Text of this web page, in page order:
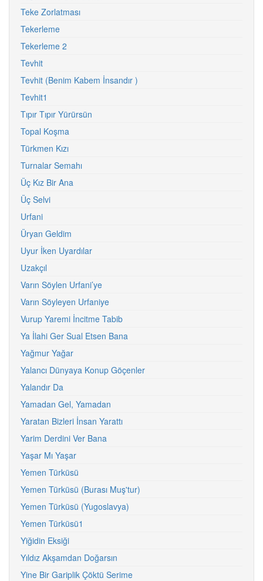
Teke Zorlatması
Tekerleme
Tekerleme 2
Tevhit
Tevhit (Benim Kabem İnsandır )
Tevhit1
Tıpır Tıpır Yürürsün
Topal Koşma
Türkmen Kızı
Turnalar Semahı
Üç Kız Bir Ana
Üç Selvi
Urfani
Üryan Geldim
Uyur İken Uyardılar
Uzakçıl
Varın Söylen Urfani’ye
Varın Söyleyen Urfaniye
Vurup Yaremi İncitme Tabib
Ya İlahi Ger Sual Etsen Bana
Yağmur Yağar
Yalancı Dünyaya Konup Göçenler
Yalandır Da
Yamadan Gel, Yamadan
Yaratan Bizleri İnsan Yarattı
Yarim Derdini Ver Bana
Yaşar Mı Yaşar
Yemen Türküsü
Yemen Türküsü (Burası Muş'tur)
Yemen Türküsü (Yugoslavya)
Yemen Türküsü1
Yiğidin Eksiği
Yıldız Akşamdan Doğarsın
Yine Bir Gariplik Çöktü Serime